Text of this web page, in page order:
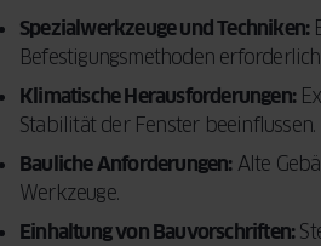
Spezialwerkzeuge und Techniken:
Befestigungsmethoden
Klimatische Herausforderungen:
Stabilität der Fenster
Bauliche Anforderungen:Alte
Werkzeuge.
Einhaltung von Bauvorschriften: